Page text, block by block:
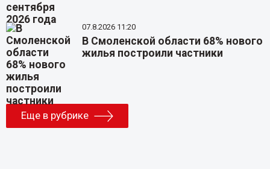
07.8.2026 11:20
В Смоленской области 68% нового
жилья построили частники
Еще в рубрике